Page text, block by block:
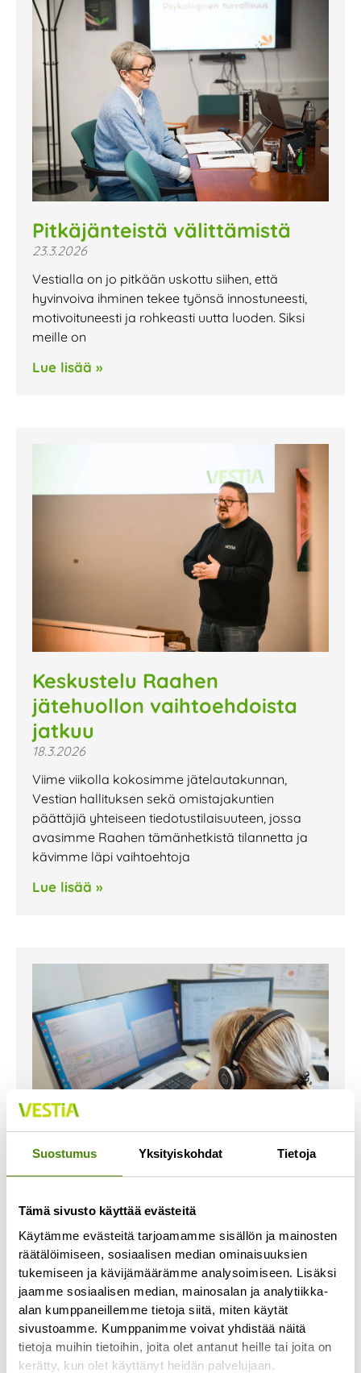
Suostumus Yksityiskohdat Tietoja
Tämä sivusto käyttää evästeitä
Käytämme evästeitä tarjoamamme sisällön ja mainosten
räätälöimiseen, sosiaalisen median ominaisuuksien
tukemiseen ja kävijämäärämme analysoimiseen. Lisäksi
jaamme sosiaalisen median, mainosalan ja analytiikka-
alan kumppaneillemme tietoja siitä, miten käytät
sivustoamme. Kumppanimme voivat yhdistää näitä
tietoja muihin tietoihin, joita olet antanut heille tai joita on
kerätty, kun olet käyttänyt heidän palvelujaan.
Pitkäjänteistä välittämistä
23.3.2026
Vestialla on jo pitkään uskottu siihen, että
hyvinvoiva ihminen tekee työnsä innostuneesti,
motivoituneesti ja rohkeasti uutta luoden. Siksi
meille on
Lue lisää »
Keskustelu Raahen
jätehuollon vaihtoehdoista
jatkuu
18.3.2026
Viime viikolla kokosimme jätelautakunnan,
Vestian hallituksen sekä omistajakuntien
päättäjiä yhteiseen tiedotustilaisuuteen, jossa
avasimme Raahen tämänhetkistä tilannetta ja
kävimme läpi vaihtoehtoja
Lue lisää »
Vastaa sähköistä
asiointipalvelua koskevaan
kyselyyn ja osallistu
arvontaan!
17.3.2026
Selvitämme sähköisen asiointipalvelun
toteuttamista, ja tätä varten haluaisimme kuulla
asiakkaidemme toiveita palveluun liittyen.